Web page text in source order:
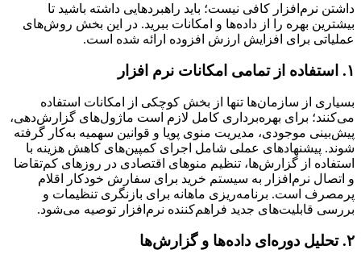
داشتن نرم‌افزار کافی نیست؛ باید راهبردهایی داشته باشید تا
بیشترین بهره را از داده‌ها و امکانات ببرید. در این بخش روش‌های
عملیاتی برای افزایش ارزش افزوده ارائه شده است.
۱. استفاده از تمامی امکانات نرم افزار
بسیاری از سازمان‌ها تنها از بخش کوچکی از امکانات استفاده
می‌کنند؛ برای بهره‌برداری کامل لازم است ماژول‌های گزارش‌دهی،
پیش‌بینی موجودی، مدیریت منوی پویا و قوانین سهمیه به‌کار گرفته
شوند. پیشنهادهای عملی شامل اجرای کمپین‌های کاهش هزینه با
استفاده از گزارش‌ها، تنظیم منوهای اقتصادی در روزهای کم‌تقاضا
و اتصال نرم‌افزار به سیستم خرید برای سفارش خودکار اقلام
پرمصرف است. برنامه‌ریزی ماهانه برای بازنگری تنظیمات و
بررسی قابلیت‌های جدید فراهم‌کننده نرم‌افزار توصیه می‌شود.
۲. تحلیل دوره‌ای داده‌ها و گزارش‌ها